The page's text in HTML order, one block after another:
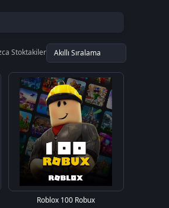
Stoktakiler
Roblox 100 Robux